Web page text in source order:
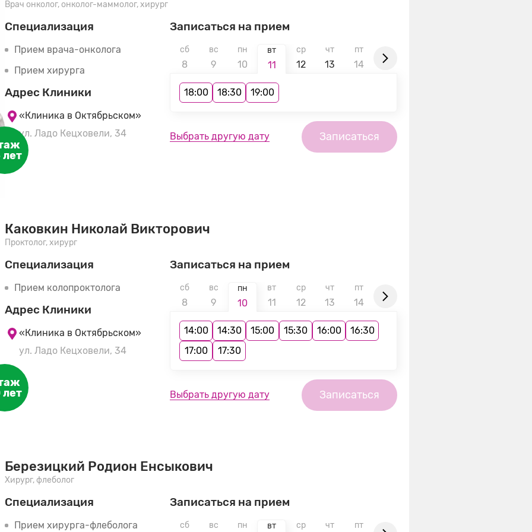
лет
Врач онколог, онколог-маммолог, хирург
Специализация
Прием врача-онколога
Прием хирурга
Адрес Клиники
«Клиника в Октябрьском»
ул. Ладо Кецховели, 34
Записаться на прием
сб
8
вс
9
пн
10
вт
11
ср
12
чт
13
пт
14 15
18:00 18:30 19:00
Выбрать другую дату Записаться
лет
Каковкин Николай Викторович
Проктолог, хирург
Специализация
Прием колопроктолога
Адрес Клиники
«Клиника в Октябрьском»
ул. Ладо Кецховели, 34
Записаться на прием
сб
8
вс
9
пн
10
вт
11
ср
12
чт
13
пт
14 15
14:00 14:30 15:00 15:30 16:00
16:30
17:00
17:30
Выбрать другую дату Записаться
Березицкий Родион Енсыкович
Хирург, флеболог
Специализация
Прием хирурга-флеболога
Записаться на прием
сб вс пн вт ср чт пт